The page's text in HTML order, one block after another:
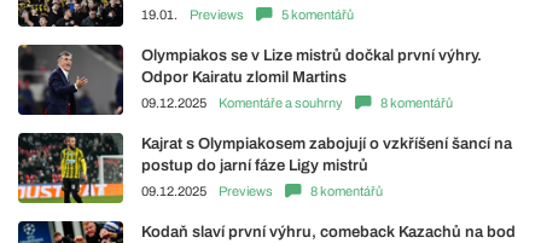
19.01. Previews 5 komentářů
Olympiakos se v Lize mistrů dočkal první výhry.
Odpor Kairatu zlomil Martins
09.12.2025 Komentáře a souhrny 8 komentářů
Kajrat s Olympiakosem zabojují o vzkříšení šancí na
postup do jarní fáze Ligy mistrů
09.12.2025 Previews 8 komentářů
Kodaň slaví první výhru, comeback Kazachů na bod